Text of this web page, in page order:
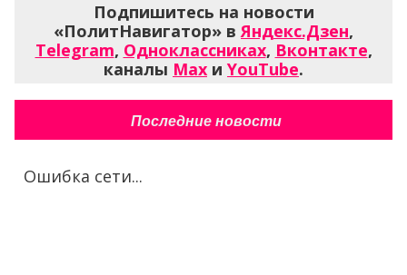
Подпишитесь на новости
«ПолитНавигатор» вЯндекс.Дзен,
Telegram, Одноклассниках, Вконтакте,
каналы Max и YouTube.
Последние новости
Ошибка сети...